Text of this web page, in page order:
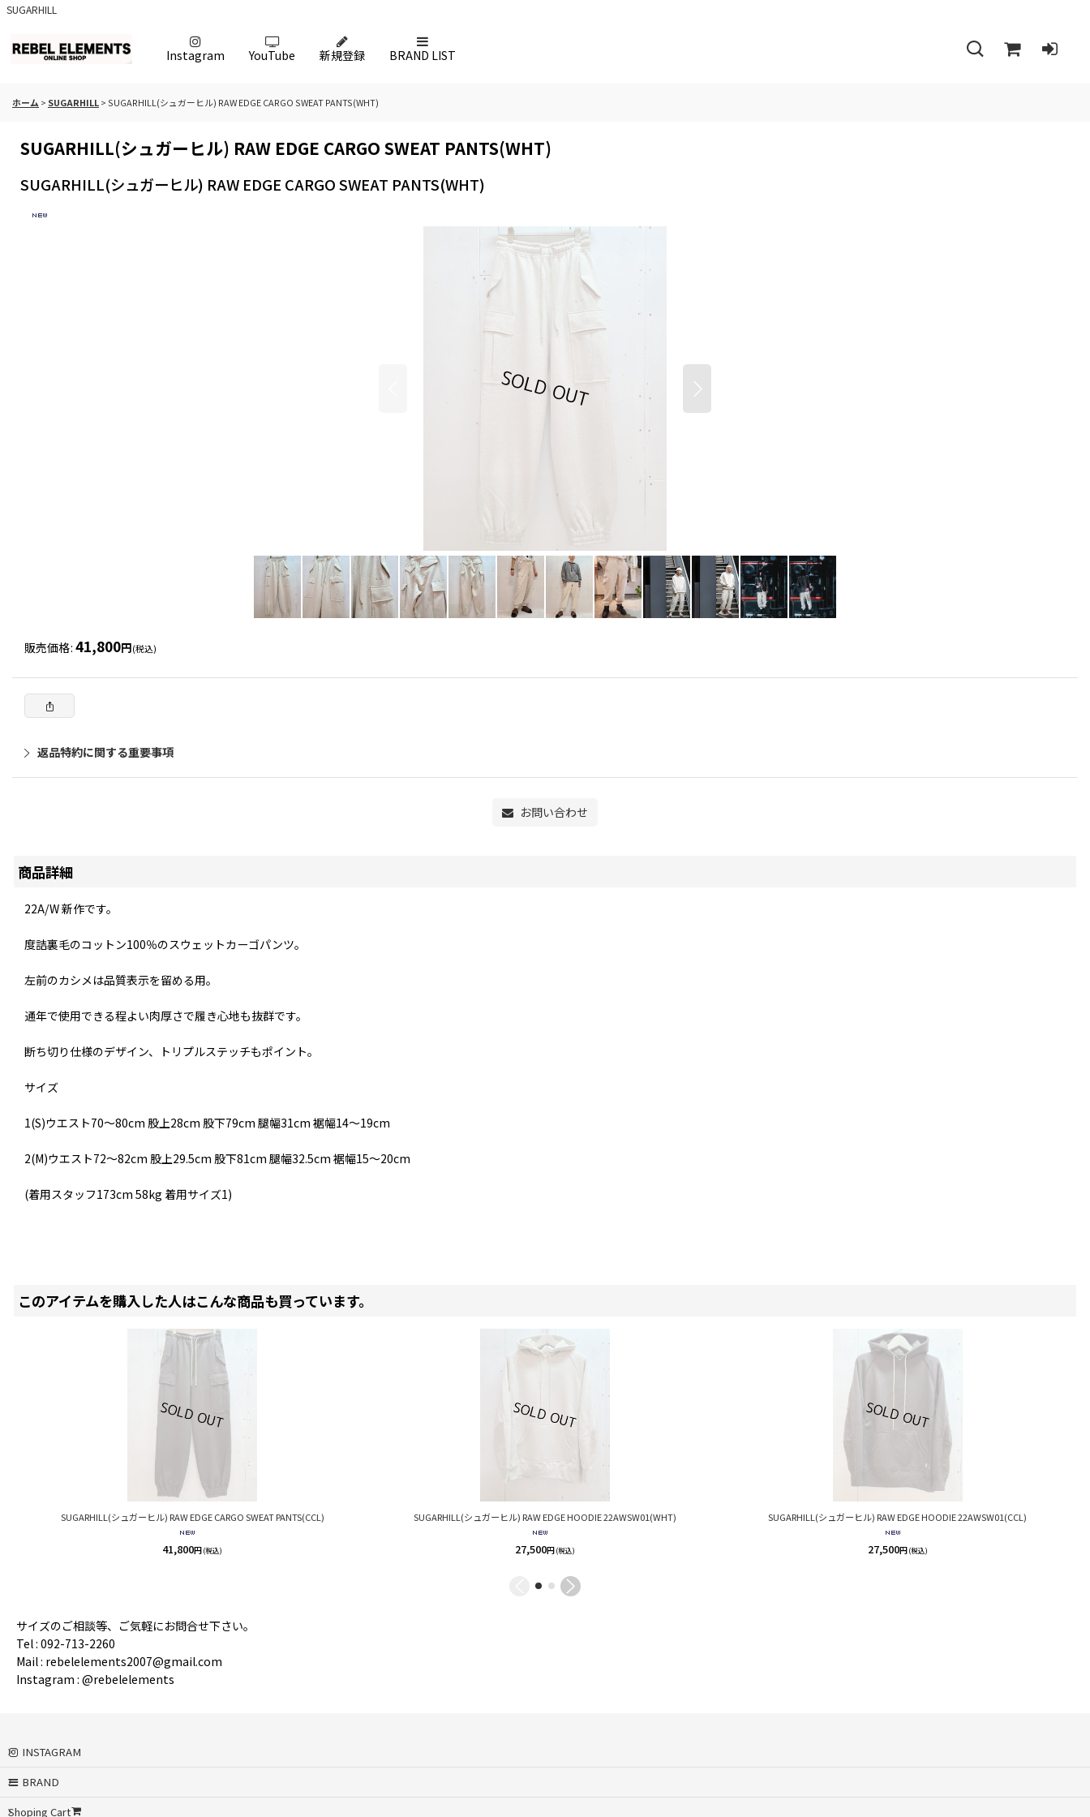
SUGARHILL
Instagram YouTube 新規登録 BRAND LIST
ホーム > SUGARHILL> SUGARHILL(シュガーヒル) RAW EDGE CARGO SWEAT PANTS(WHT)
SUGARHILL(シュガーヒル) RAW EDGE CARGO SWEAT PANTS(WHT)
SUGARHILL(シュガーヒル) RAW EDGE CARGO SWEAT PANTS(WHT)
販売価格: 41,800円(税込)
返品特約に関する重要事項
お問い合わせ
商品詳細
22A/W 新作です。
度詰裏毛のコットン100％のスウェットカーゴパンツ。⁡
左前のカシメは品質表示を留める用。
⁡通年で使用できる程よい肉厚さで履き心地も抜群です。⁡
断ち切り仕様のデザイン、トリプルステッチもポイント。
サイズ
1(S)ウエスト70〜80cm 股上28cm 股下79cm 腿幅31cm 裾幅14〜19cm
2(M)ウエスト72〜82cm 股上29.5cm 股下81cm 腿幅32.5cm 裾幅15〜20cm
(着用スタッフ173cm 58kg 着用サイズ1)
このアイテムを購入した人はこんな商品も買っています。
SUGARHILL(シュガーヒル) RAW EDGE CARGO SWEAT PANTS(CCL)
41,800円(税込)
SUGARHILL(シュガーヒル) RAW EDGE HOODIE 22AWSW01(WHT)
27,500円(税込)
SUGARHILL(シュガーヒル) RAW EDGE HOODIE 22AWSW01(CCL)
27,500円(税込)
サイズのご相談等、ご気軽にお問合せ下さい。
Tel : 092-713-2260
Mail : rebelelements2007@gmail.com
Instagram : @rebelelements
INSTAGRAM
BRAND
Shoping Cart